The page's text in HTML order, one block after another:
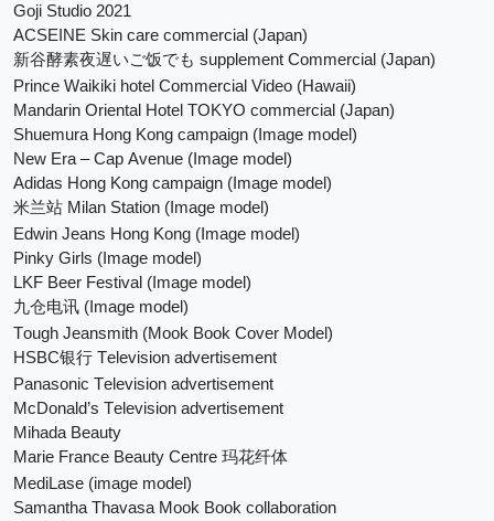
Goji Studio 2021
ACSEINE Skin care commercial (Japan)
新谷酵素夜遅いご饭でも supplement Commercial (Japan)
Prince Waikiki hotel Commercial Video (Hawaii)
Mandarin Oriental Hotel TOKYO commercial (Japan)
Shuemura Hong Kong campaign (Image model)
New Era – Cap Avenue (Image model)
Adidas Hong Kong campaign (Image model)
米兰站 Milan Station (Image model)
Edwin Jeans Hong Kong (Image model)
Pinky Girls (Image model)
LKF Beer Festival (Image model)
九仓电讯 (Image model)
Tough Jeansmith (Mook Book Cover Model)
HSBC银行 Television advertisement
Panasonic Television advertisement
McDonald’s Television advertisement
Mihada Beauty
Marie France Beauty Centre 玛花纤体
MediLase (image model)
Samantha Thavasa Mook Book collaboration